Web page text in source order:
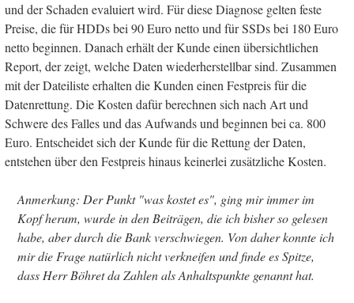
und der Schaden evaluiert wird. Für diese Diagnose gelten feste
Preise, die für HDDs bei 90 Euro netto und für SSDs bei 180 Euro
netto beginnen. Danach erhält der Kunde einen übersichtlichen
Report, der zeigt, welche Daten wiederherstellbar sind. Zusammen
mit der Dateiliste erhalten die Kunden einen Festpreis für die
Datenrettung. Die Kosten dafür berechnen sich nach Art und
Schwere des Falles und das Aufwands und beginnen bei ca. 800
Euro. Entscheidet sich der Kunde für die Rettung der Daten,
entstehen über den Festpreis hinaus keinerlei zusätzliche Kosten.
Anmerkung: Der Punkt "was kostet es", ging mir immer im
Kopf herum, wurde in den Beiträgen, die ich bisher so gelesen
habe, aber durch die Bank verschwiegen. Von daher konnte ich
mir die Frage natürlich nicht verkneifen und finde es Spitze,
dass Herr Böhret da Zahlen als Anhaltspunkte genannt hat.